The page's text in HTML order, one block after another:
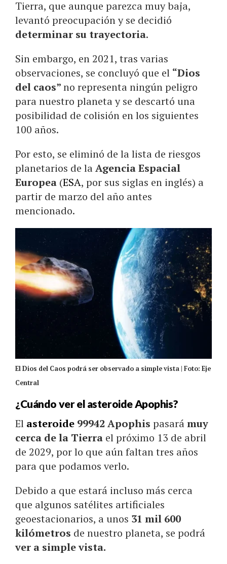
Tierra, que aunque parezca muy baja,
levantó preocupación y se decidió
determinar su trayectoria.
Sin embargo, en 2021, tras varias
observaciones, se concluyó que el “Dios
del caos”no representa ningún peligro
para nuestro planeta y se descartó una
posibilidad de colisión en los siguientes
100 años.
Por esto, se eliminó de la lista de riesgos
planetarios de laAgencia Espacial
Europea (ESA, por sus siglas en inglés) a
partir de marzo del año antes
mencionado.
El Dios del Caos podrá ser observado a simple vista | Foto: Eje
Central
¿Cuándo ver el asteroide Apophis?
El asteroide 99942 Apophis pasarámuy
cerca de la Tierra el próximo 13 de abril
de 2029, por lo que aún faltan tres años
para que podamos verlo.
Debido a que estará incluso más cerca
que algunos satélites artificiales
geoestacionarios, a unos 31 mil 600
kilómetros de nuestro planeta, se podrá
ver a simple vista.